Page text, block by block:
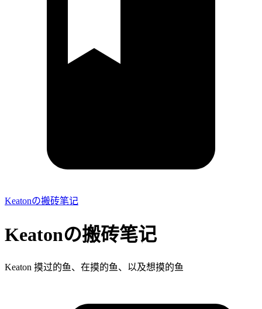
Keatonの搬砖笔记
Keatonの搬砖笔记
Keaton 摸过的鱼、在摸的鱼、以及想摸的鱼